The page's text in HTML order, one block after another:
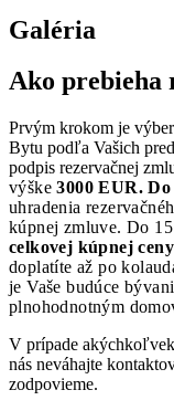
Galéria
Ako prebieha
Prvým krokom je
Bytu podľa Vašich
podpis rezervačnej
výške3000 EUR. Do
uhradenia
kúpnej zmluve. Do
celkovej kúpnej ceny
doplatíte až po
je Vaše budúce
plnohodnotným
V prípade
nás neváhajte
zodpovieme.